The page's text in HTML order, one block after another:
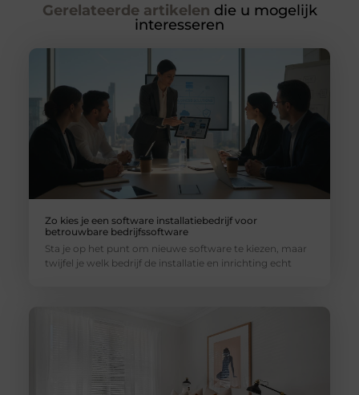
Gerelateerde artikelen die u mogelijk
interesseren
Zo kies je een software installatiebedrijf voor
betrouwbare bedrijfssoftware
Sta je op het punt om nieuwe software te kiezen, maar
twijfel je welk bedrijf de installatie en inrichting echt